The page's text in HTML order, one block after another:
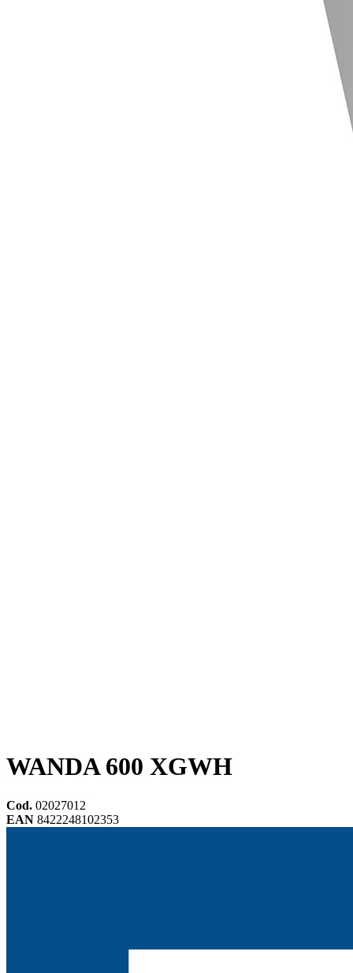
WANDA 600 XGWH
Cod. 02027012
EAN 8422248102353